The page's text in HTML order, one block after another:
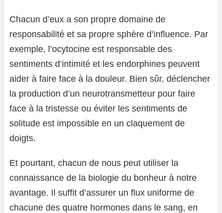
Chacun d’eux a son propre domaine de
responsabilité et sa propre sphère d’influence. Par
exemple, l’ocytocine est responsable des
sentiments d’intimité et les endorphines peuvent
aider à faire face à la douleur. Bien sûr, déclencher
la production d’un neurotransmetteur pour faire
face à la tristesse ou éviter les sentiments de
solitude est impossible en un claquement de
doigts.
Et pourtant, chacun de nous peut utiliser la
connaissance de la biologie du bonheur à notre
avantage. Il suffit d’assurer un flux uniforme de
chacune des quatre hormones dans le sang, en